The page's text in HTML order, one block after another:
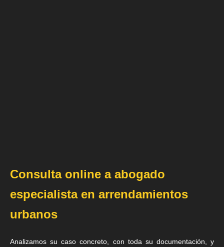
Consulta online a abogado
especialista en arrendamientos
urbanos
Analizamos su caso concreto, con toda su documentación, y